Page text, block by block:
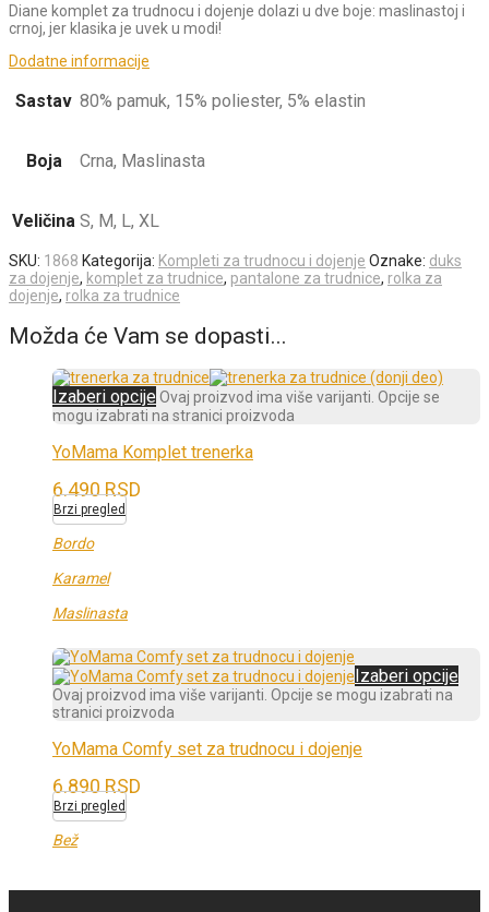
Diane komplet za trudnocu i dojenje dolazi u dve boje: maslinastoj i
crnoj, jer klasika je uvek u modi!
Dodatne informacije
Sastav 80% pamuk, 15% poliester, 5% elastin
Boja Crna, Maslinasta
Veličina S, M, L, XL
SKU: 1868 Kategorija: Kompleti za trudnocu i dojenje Oznake: duks
za dojenje, komplet za trudnice, pantalone za trudnice, rolka za
dojenje, rolka za trudnice
Možda će Vam se dopasti...
Izaberi opcije Ovaj proizvod ima više varijanti. Opcije se
mogu izabrati na stranici proizvoda
YoMama Komplet trenerka
6.490RSD
Brzi pregled
Bordo
Karamel
Maslinasta
Izaberi opcije
Ovaj proizvod ima više varijanti. Opcije se mogu izabrati na
stranici proizvoda
YoMama Comfy set za trudnocu i dojenje
6.890RSD
Brzi pregled
Bež